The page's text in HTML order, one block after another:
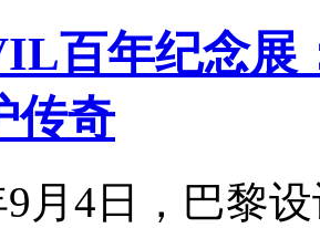
百年纪念展
传奇
9月4日，巴黎